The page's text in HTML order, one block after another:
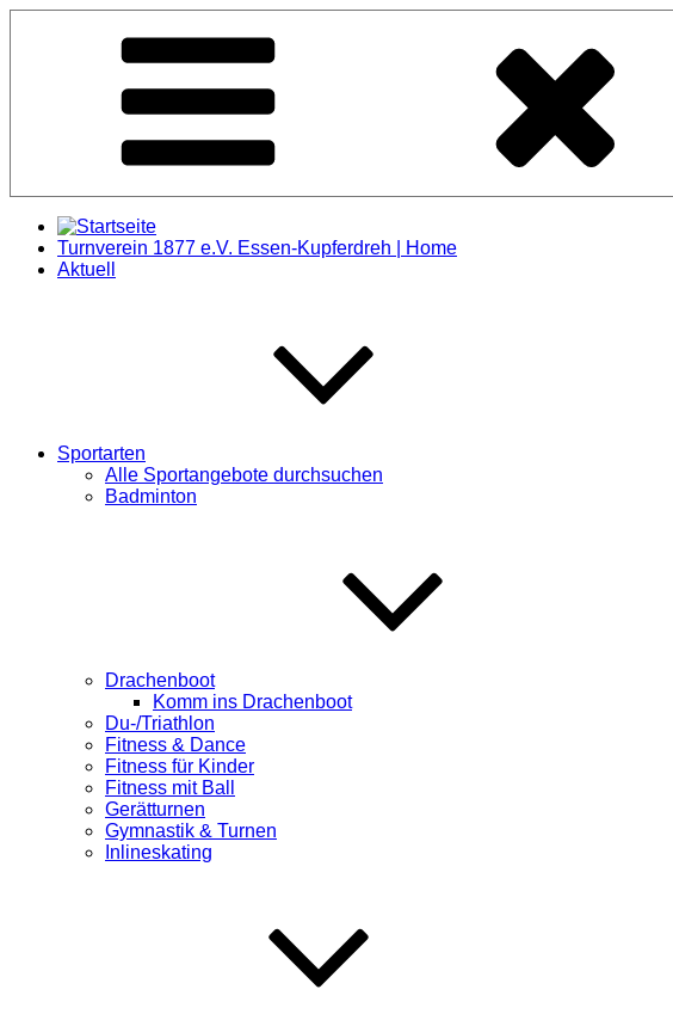
Turnverein 1877 e.V. Essen-Kupferdreh | Home
Aktuell
Sportarten
Alle Sportangebote durchsuchen
Badminton
Drachenboot
Komm ins Drachenboot
Du-/Triathlon
Fitness & Dance
Fitness für Kinder
Fitness mit Ball
Gerätturnen
Gymnastik & Turnen
Inlineskating